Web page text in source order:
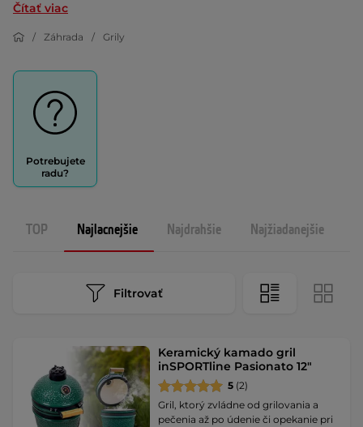
Čítať viac
Záhrada Grily
Potrebujete
radu?
TOP Najlacnejšie Najdrahšie Najžiadanejšie
Filtrovať
Keramický kamado gril
inSPORTline Pasionato 12"
5 (2)
Gril, ktorý zvládne od grilovania a
pečenia až po údenie či opekanie pri